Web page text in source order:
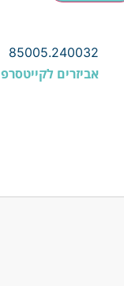
85005.240032
אביזרים